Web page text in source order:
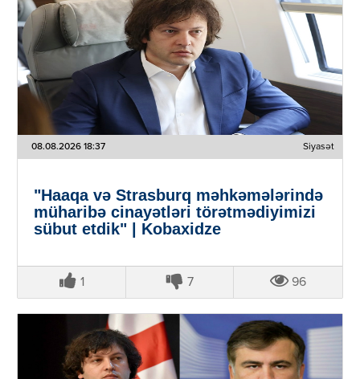
08.08.2026 18:37 Siyasət
"Haaqa və Strasburq məhkəmələrində
müharibə cinayətləri törətmədiyimizi
sübut etdik" | Kobaxidze
1 7 96